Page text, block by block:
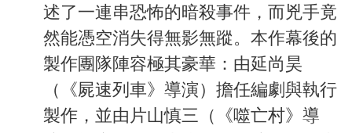
述了一連串恐怖的暗殺事件，而兇手竟
然能憑空消失得無影無蹤。本作幕後的
製作團隊陣容極其豪華：由延尚昊
（《屍速列車》導演）擔任編劇與執行
製作，並由片山慎三（《噬亡村》導